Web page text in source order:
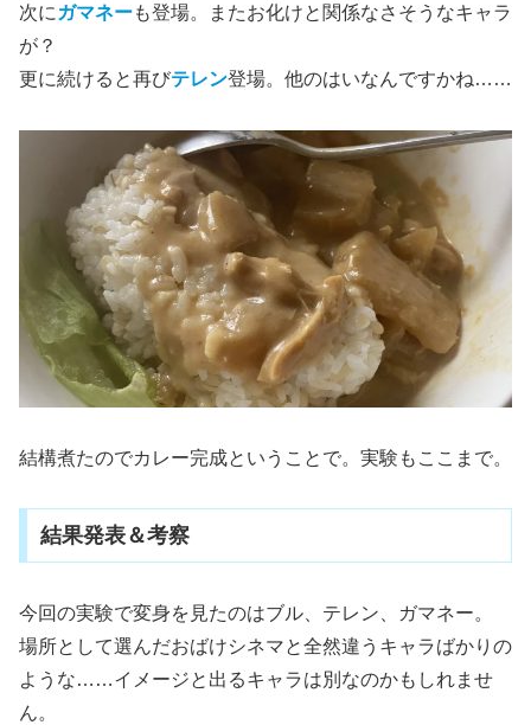
次に ガマネーも登場。またお化けと関係なさそうなキャラ
が？
更に続けると再びテレン登場。他のはいなんですかね……
結構煮たのでカレー完成ということで。実験もここまで。
結果発表＆考察
今回の実験で変身を見たのはブル、テレン、ガマネー。
場所として選んだおばけシネマと全然違うキャラばかりの
ような……イメージと出るキャラは別なのかもしれませ
ん。